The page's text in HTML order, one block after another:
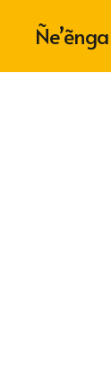
Ñe’ẽnga